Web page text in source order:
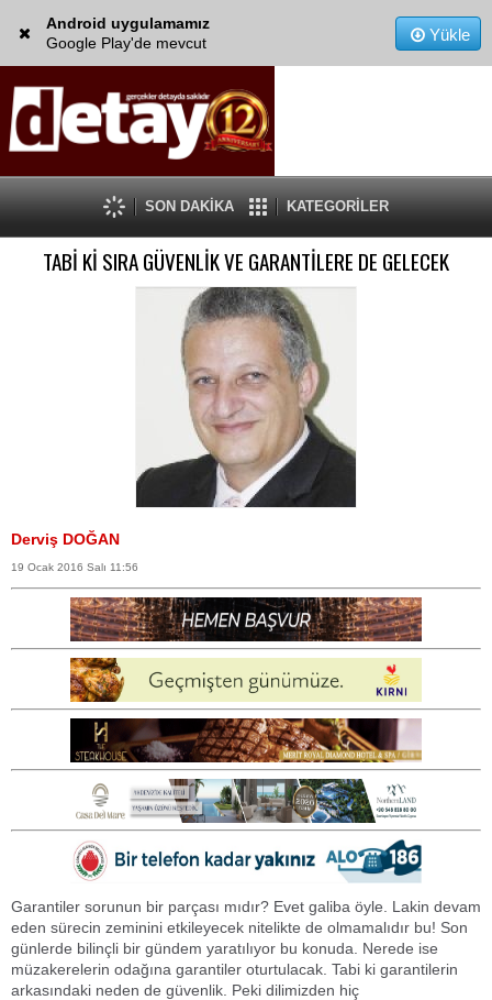
Android uygulamamız
Google Play'de mevcut
Yükle
SON DAKİKA KATEGORİLER
TABİ Kİ SIRA GÜVENLİK VE GARANTİLERE DE GELECEK
Derviş DOĞAN
19 Ocak 2016 Salı 11:56
Garantiler sorunun bir parçası mıdır? Evet galiba öyle. Lakin devam
eden sürecin zeminini etkileyecek nitelikte de olmamalıdır bu! Son
günlerde bilinçli bir gündem yaratılıyor bu konuda. Nerede ise
müzakerelerin odağına garantiler oturtulacak. Tabi ki garantilerin
arkasındaki neden de güvenlik. Peki dilimizden hiç